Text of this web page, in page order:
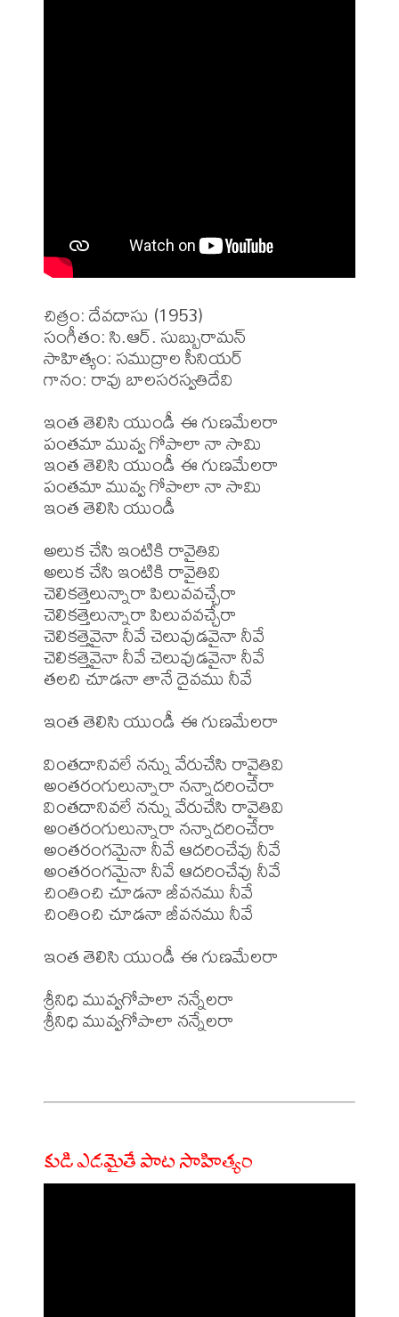
చిత్రం: దేవదాసు (1953)
సంగీతం: సి.ఆర్. సుబ్బురామన్
సాహిత్యం: సముద్రాల సీనియర్
గానం: రావు బాలసరస్వతిదేవి
ఇంత తెలిసి యుండీ ఈ గుణమేలరా
పంతమా మువ్వ గోపాలా నా సామి
ఇంత తెలిసి యుండీ ఈ గుణమేలరా
పంతమా మువ్వ గోపాలా నా సామి
ఇంత తెలిసి యుండీ
అలుక చేసి ఇంటికి రావైతివి
అలుక చేసి ఇంటికి రావైతివి
చెలికత్తెలున్నారా పిలువవచ్చేరా
చెలికత్తెలున్నారా పిలువవచ్చేరా
చెలికత్తెవైనా నీవే చెలువుడవైనా నీవే
చెలికత్తెవైనా నీవే చెలువుడవైనా నీవే
తలచి చూడనా తానే దైవము నీవే
ఇంత తెలిసి యుండీ ఈ గుణమేలరా
వింతదానివలే నన్ను వేరుచేసి రావైతివి
అంతరంగులున్నారా నన్నాదరించేరా
వింతదానివలే నన్ను వేరుచేసి రావైతివి
అంతరంగులున్నారా నన్నాదరించేరా
అంతరంగమైనా నీవే ఆదరించేవు నీవే
అంతరంగమైనా నీవే ఆదరించేవు నీవే
చింతించి చూడనా జీవనము నీవే
చింతించి చూడనా జీవనము నీవే
ఇంత తెలిసి యుండీ ఈ గుణమేలరా
శ్రీనిధి మువ్వగోపాలా నన్నేలరా
శ్రీనిధి మువ్వగోపాలా నన్నేలరా
కుడి ఎడమైతే పాట సాహిత్యం